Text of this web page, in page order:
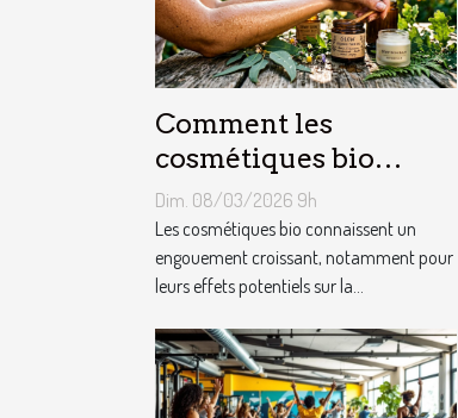
Comment les
cosmétiques bio
influencent-ils la
santé de la peau ?
Dim. 08/03/2026 9h
Les cosmétiques bio connaissent un
engouement croissant, notamment pour
leurs effets potentiels sur la...